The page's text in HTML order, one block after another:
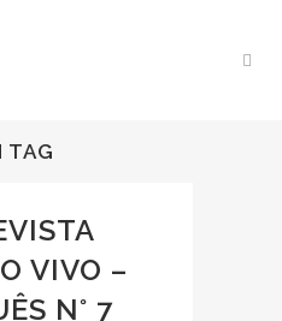
TAG
VIVO –
N° 7